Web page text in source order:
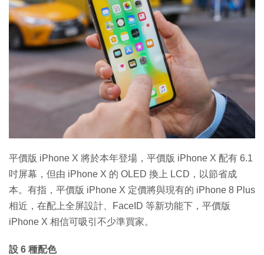
生成式AI與雲端應用
Enterprise Digital Transformation
特集
平價版 iPhone X 將於本年登場，平價版 iPhone X 配有 6.1
吋屏幕，但由 iPhone X 的 OLED 換上 LCD，以節省成
本。有指，平價版 iPhone X 定價將與現有的 iPhone 8 Plus
相近，在配上全屏設計、FaceID 等新功能下，平價版
iPhone X 相信可吸引不少準買家。
設 6 種配色